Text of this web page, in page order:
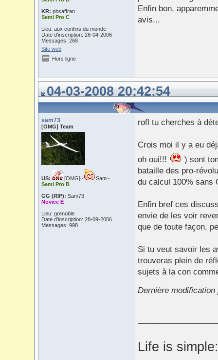
KR: pbsaffran
Semi Pro C
Lieu: aux confins du monde
Date d'inscription: 26-04-2006
Messages: 268
Site web
Enfin bon,
avis...
Hors ligne
04-03-2008 20:42:54
sam73
[OMG] Team
US: [OMG]~
Sam~
Semi Pro B
GG (RIP): Sam73
Novice E
Lieu: grenoble
Date d'inscription: 28-09-2006
Messages: 998
rofl tu cherches à
Crois moi il y a eu
oh oui!!!
) sont
bataille des pro-
du calcul 100% sans
Enfin bref ces
envie de les voir
que de toute façon,
Si tu veut savoir les
trouveras plein de
sujets à la con
Dernière modification
Life is